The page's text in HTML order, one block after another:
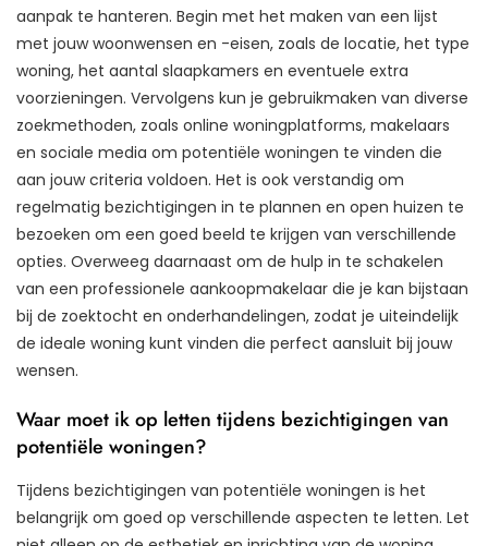
aanpak te hanteren. Begin met het maken van een lijst
met jouw woonwensen en -eisen, zoals de locatie, het type
woning, het aantal slaapkamers en eventuele extra
voorzieningen. Vervolgens kun je gebruikmaken van diverse
zoekmethoden, zoals online woningplatforms, makelaars
en sociale media om potentiële woningen te vinden die
aan jouw criteria voldoen. Het is ook verstandig om
regelmatig bezichtigingen in te plannen en open huizen te
bezoeken om een goed beeld te krijgen van verschillende
opties. Overweeg daarnaast om de hulp in te schakelen
van een professionele aankoopmakelaar die je kan bijstaan
bij de zoektocht en onderhandelingen, zodat je uiteindelijk
de ideale woning kunt vinden die perfect aansluit bij jouw
wensen.
Waar moet ik op letten tijdens bezichtigingen van
potentiële woningen?
Tijdens bezichtigingen van potentiële woningen is het
belangrijk om goed op verschillende aspecten te letten. Let